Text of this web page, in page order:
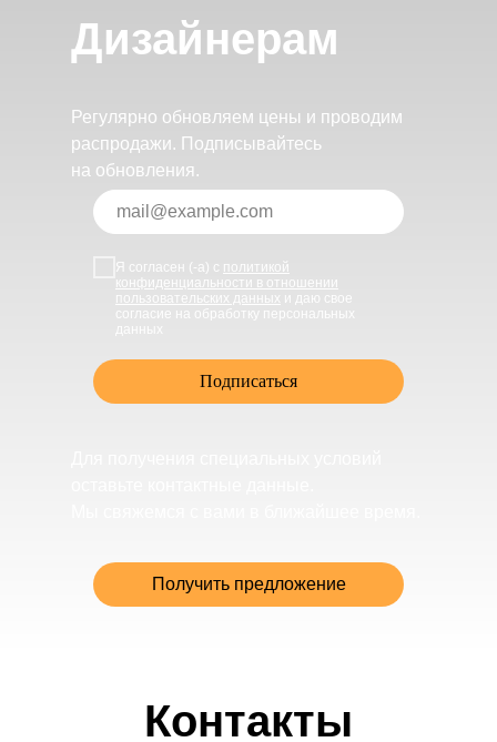
Дизайнерам
Регулярно обновляем цены и проводим
распродажи. Подписывайтесь
на обновления.
Я согласен (-а) с политикой
конфиденциальности в отношении
пользовательских данных и даю свое
согласие на обработку персональных
данных
Подписаться
Получить предложение
Контакты